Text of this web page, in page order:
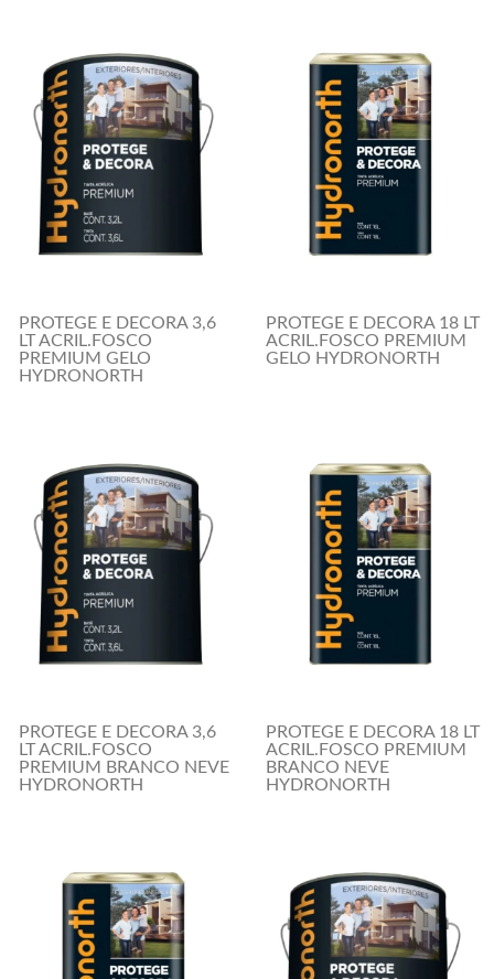
PROTEGE E DECORA 3,6
LT ACRIL.FOSCO
PREMIUM GELO
HYDRONORTH
PROTEGE E DECORA 18 LT
ACRIL.FOSCO PREMIUM
GELO HYDRONORTH
PROTEGE E DECORA 3,6
LT ACRIL.FOSCO
PREMIUM BRANCO NEVE
HYDRONORTH
PROTEGE E DECORA 18 LT
ACRIL.FOSCO PREMIUM
BRANCO NEVE
HYDRONORTH